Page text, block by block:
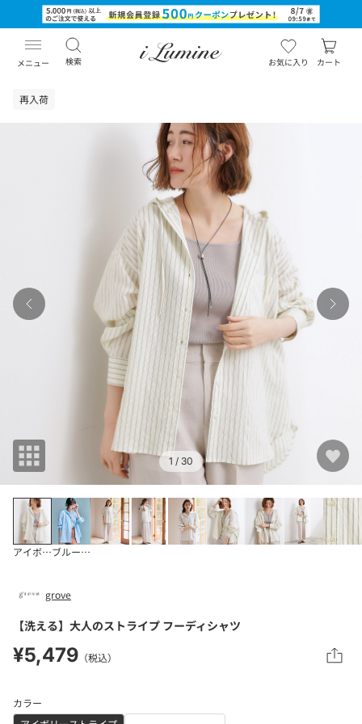
メニュー 検索 お気に入り カート
再入荷
1 / 30
アイボリーストライプ
ブルーストライプ(3
grove
【洗える】大人のストライプ フーディシャツ
¥5,479 （税込）
カラー